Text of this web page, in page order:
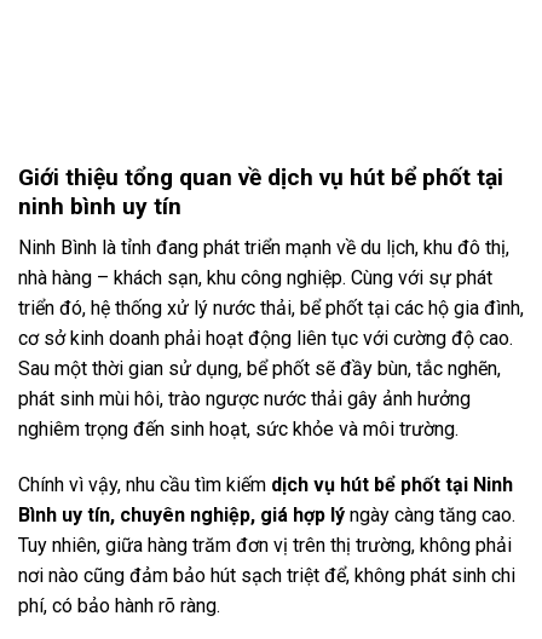
Giới thiệu tổng quan về dịch vụ hút bể phốt tại
ninh bình uy tín
Ninh Bình là tỉnh đang phát triển mạnh về du lịch, khu đô thị,
nhà hàng – khách sạn, khu công nghiệp. Cùng với sự phát
triển đó, hệ thống xử lý nước thải, bể phốt tại các hộ gia đình,
cơ sở kinh doanh phải hoạt động liên tục với cường độ cao.
Sau một thời gian sử dụng, bể phốt sẽ đầy bùn, tắc nghẽn,
phát sinh mùi hôi, trào ngược nước thải gây ảnh hưởng
nghiêm trọng đến sinh hoạt, sức khỏe và môi trường.
Chính vì vậy, nhu cầu tìm kiếm dịch vụ hút bể phốt tại Ninh
Bình uy tín, chuyên nghiệp, giá hợp lý ngày càng tăng cao.
Tuy nhiên, giữa hàng trăm đơn vị trên thị trường, không phải
nơi nào cũng đảm bảo hút sạch triệt để, không phát sinh chi
phí, có bảo hành rõ ràng.